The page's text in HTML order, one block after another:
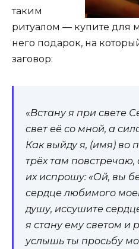
таким
ритуалом — купите для
него подарок, на
заговор:
«Встану я при свете
свет её со мной, а
Как выйду я, (имя) во
трёх там
их испрошу: «Ой, вы
сердце любимого
душу, иссушите
я стану ему светом и
услышь ты просьбу